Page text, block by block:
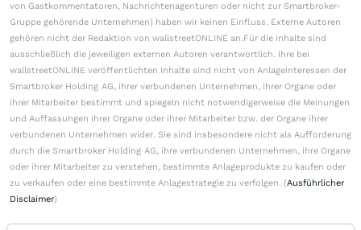
von Gastkommentatoren, Nachrichtenagenturen oder nicht zur Smartbroker-
Gruppe gehörende Unternehmen) haben wir keinen Einfluss. Externe Autoren
gehören nicht der Redaktion von wallstreetONLINE an.Für die Inhalte sind
ausschließlich die jeweiligen externen Autoren verantwortlich. Ihre bei
wallstreetONLINE veröffentlichten Inhalte sind nicht von Anlageinteressen der
Smartbroker Holding AG, ihrer verbundenen Unternehmen, ihrer Organe oder
ihrer Mitarbeiter bestimmt und spiegeln nicht notwendigerweise die Meinungen
und Auffassungen ihrer Organe oder ihrer Mitarbeiter bzw. der Organe ihrer
verbundenen Unternehmen wider. Sie sind insbesondere nicht als Aufforderung
durch die Smartbroker Holding AG, ihre verbundenen Unternehmen, ihre Organe
oder ihrer Mitarbeiter zu verstehen, bestimmte Anlageprodukte zu kaufen oder
zu verkaufen oder eine bestimmte Anlagestrategie zu verfolgen. (Ausführlicher
Disclaimer)